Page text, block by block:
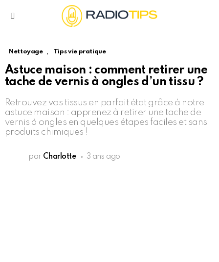
Nettoyage , Tips vie pratique
Astuce maison : comment retirer une
tache de vernis à ongles d’un tissu ?
Retrouvez vos tissus en parfait état grâce à notre
astuce maison : apprenez à retirer une tache de
vernis à ongles en quelques étapes faciles et sans
produits chimiques !
par Charlotte 3 ans ago